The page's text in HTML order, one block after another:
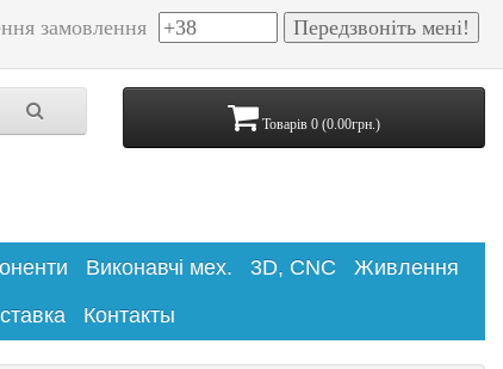
замовлення
Товарів 0 (0.00грн.)
Виконавчі мех. 3D, CNC
Живлення
Контакты